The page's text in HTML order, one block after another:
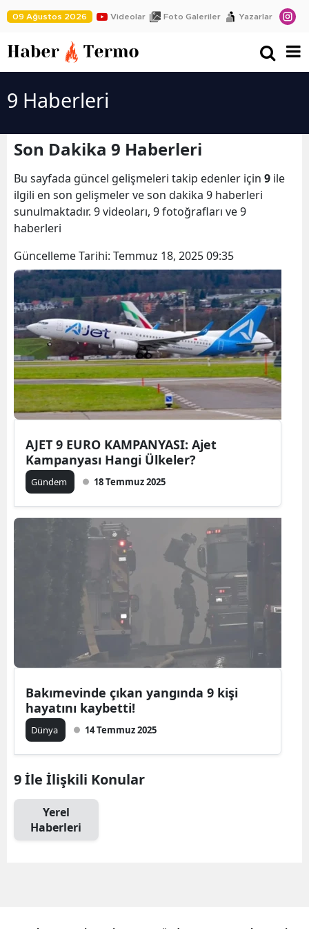
09 Ağustos 2026 Videolar Foto Galeriler Yazarlar
9 Haberleri
Son Dakika 9 Haberleri
Bu sayfada güncel gelişmeleri takip edenler için 9 ile
ilgili en son gelişmeler ve son dakika 9 haberleri
sunulmaktadır. 9 videoları, 9 fotoğrafları ve 9
haberleri
Güncelleme Tarihi: Temmuz 18, 2025 09:35
AJET 9 EURO KAMPANYASI: Ajet
Kampanyası Hangi Ülkeler?
Gündem 18 Temmuz 2025
Bakımevinde çıkan yangında 9 kişi
hayatını kaybetti!
Dünya 14 Temmuz 2025
9 İle İlişkili Konular
Yerel
Haberleri